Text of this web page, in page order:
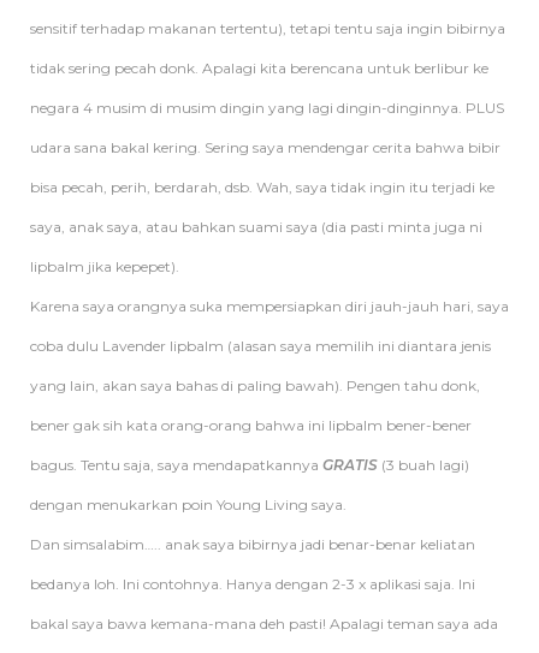
sensitif terhadap makanan tertentu), tetapi tentu saja ingin bibirnya
tidak sering pecah donk. Apalagi kita berencana untuk berlibur ke
negara 4 musim di musim dingin yang lagi dingin-dinginnya. PLUS
udara sana bakal kering. Sering saya mendengar cerita bahwa bibir
bisa pecah, perih, berdarah, dsb. Wah, saya tidak ingin itu terjadi ke
saya, anak saya, atau bahkan suami saya (dia pasti minta juga ni
lipbalm jika kepepet).
Karena saya orangnya suka mempersiapkan diri jauh-jauh hari, saya
coba dulu Lavender lipbalm (alasan saya memilih ini diantara jenis
yang lain, akan saya bahas di paling bawah). Pengen tahu donk,
bener gak sih kata orang-orang bahwa ini lipbalm bener-bener
bagus. Tentu saja, saya mendapatkannya GRATIS (3 buah lagi)
dengan menukarkan poin Young Living saya.
Dan simsalabim….. anak saya bibirnya jadi benar-benar keliatan
bedanya loh. Ini contohnya. Hanya dengan 2-3 x aplikasi saja. Ini
bakal saya bawa kemana-mana deh pasti! Apalagi teman saya ada